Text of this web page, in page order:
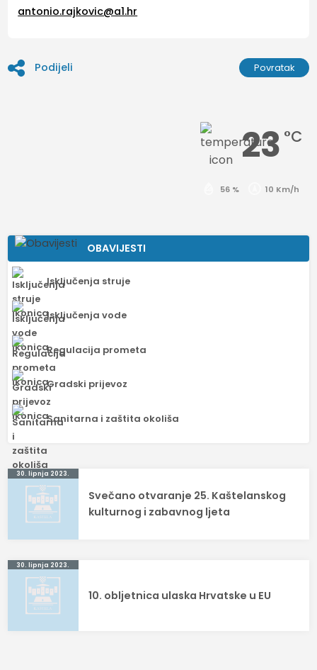
antonio.rajkovic@a1.hr
Podijeli Povratak
23 °C
56 % 10 Km/h
OBAVIJESTI
Isključenja struje
Isključenja vode
Regulacija prometa
Gradski prijevoz
Sanitarna i zaštita okoliša
Navigacija
objava
30. lipnja 2023.
Svečano otvaranje 25. Kaštelanskog
kulturnog i zabavnog ljeta
30. lipnja 2023.
10. obljetnica ulaska Hrvatske u EU